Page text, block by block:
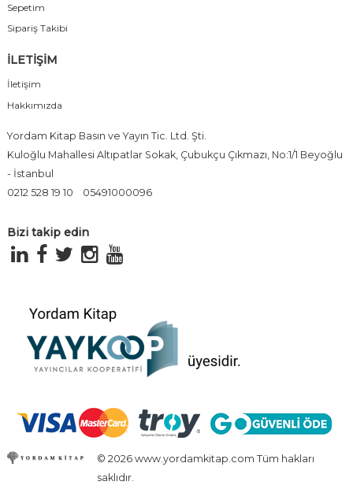
Sepetim
Sipariş Takibi
İLETİŞİM
İletişim
Hakkımızda
Yordam Kitap Basın ve Yayın Tic. Ltd. Şti.
Kuloğlu Mahallesi Altıpatlar Sokak, Çubukçu Çıkmazı, No:1/1 Beyoğlu
- İstanbul
0212 528 19 10
05491000096
Bizi takip edin
© 2026 www.yordamkitap.com Tüm hakları
saklıdır.